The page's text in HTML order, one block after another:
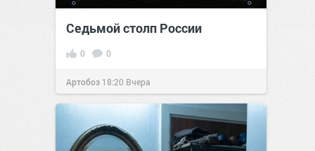
Седьмой столп России
0 0
Артобоз 18:20 Вчера